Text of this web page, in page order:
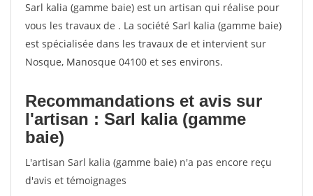
Sarl kalia (gamme baie) est un artisan qui réalise pour
vous les travaux de . La société Sarl kalia (gamme baie)
est spécialisée dans les travaux de et intervient sur
Nosque, Manosque 04100 et ses environs.
Recommandations et avis sur
l'artisan : Sarl kalia (gamme
baie)
L'artisan Sarl kalia (gamme baie) n'a pas encore reçu
d'avis et témoignages